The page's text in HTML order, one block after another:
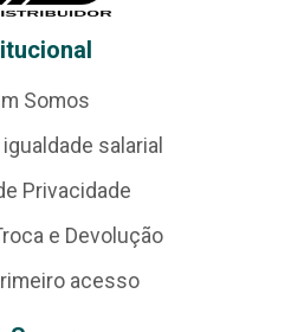
Somos
salarial
Privacidade
e Devolução
acesso